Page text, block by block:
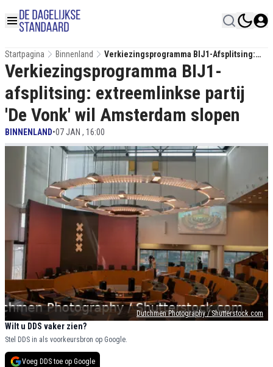
Startpagina Binnenland
Verkiezingsprogramma BIJ1-Afsplitsing:
Extreemlinkse Partij 'De Vonk' Wil
Amsterdam Slopen
Dutchmen Photography / Shutterstock.com
Verkiezingsprogramma BIJ1-
afsplitsing: extreemlinkse partij
'De Vonk' wil Amsterdam slopen
BINNENLAND•07 JAN , 16:00
Wilt u DDS vaker zien?
Stel DDS in als voorkeursbron op Google.
Voeg DDS toe op Google